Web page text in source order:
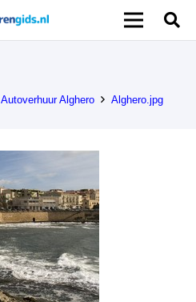
Autoverhuur Alghero Alghero.jpg